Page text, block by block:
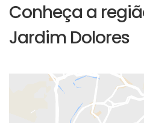
Conheça a
Jardim Dolores